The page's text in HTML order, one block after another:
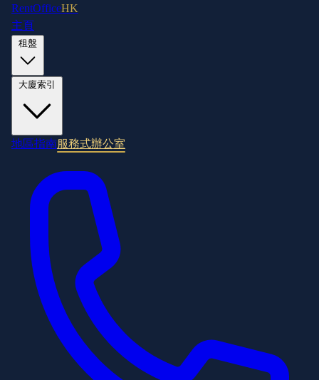
RentOfficeHK
主頁
地區指南服務式辦公室